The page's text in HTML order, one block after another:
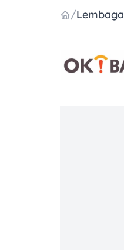
/Lembaga